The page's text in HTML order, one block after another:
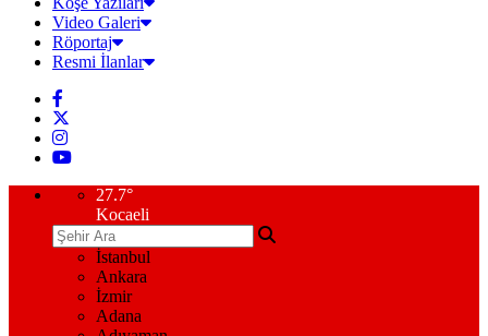
Video Galeri
Röportaj
Resmi İlanlar
27.7°
Kocaeli
İstanbul
Ankara
İzmir
Adana